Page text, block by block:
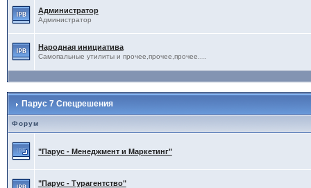
Администратор
Администратор
Народная инициатива
Самопальные утилиты и прочее,прочее,прочее....
Парус 7 Спецрешения
Форум
"Парус - Менеджмент и Маркетинг"
"Парус - Турагентство"